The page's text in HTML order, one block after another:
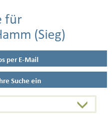
für
(Sieg)
per E-Mail
Suche ein